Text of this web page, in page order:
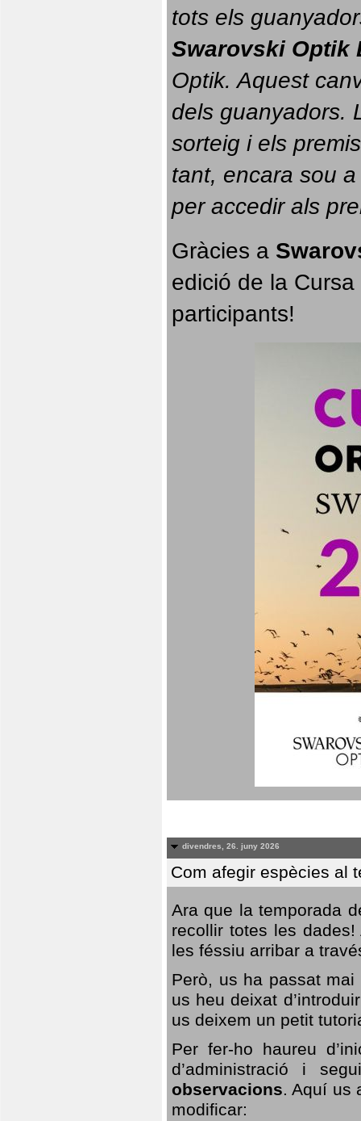
tots els
Swarovski Optik
Optik. Aquest
dels guanyadors.
sorteig i els
tant, encara sou
per accedir als
Gràcies a
edició de la
participants!
divendres, 26. juny 2026
Com afegir espècies al
Ara que la temporada
recollir totes les
les féssiu arribar a
Però, us ha passat
us heu deixat
us deixem un petit
Per fer-ho haureu
d’administració i
observacions. Aquí us
modificar: